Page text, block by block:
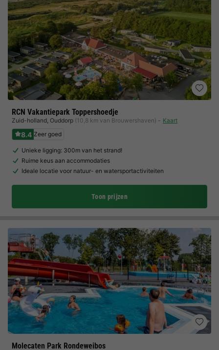
RCN Vakantiepark Toppershoedje
Zuid-holland, Ouddorp (10,8 km van Brouwershaven) Kaart
8.4 Zeer goed
Unieke ligging: 300m van het strand!
Ruime keus aan accommodaties
Ideale locatie voor natuur- en watersportactiviteiten
Toon prijzen
Molecaten Park Rondeweibos